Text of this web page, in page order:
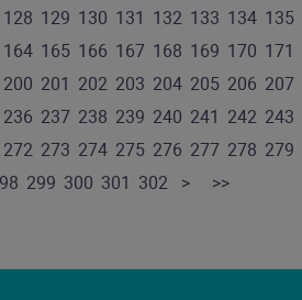
128 129 130 131 132 133 134 135
164 165 166 167 168 169 170 171
200 201 202 203 204 205 206 207
236 237 238 239 240 241 242 243
272 273 274 275 276 277 278 279
299 300 301 302 > >>